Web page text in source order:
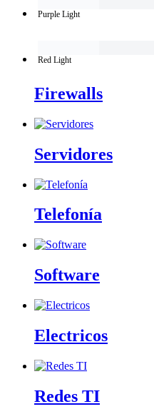
Purple Light
Red Light
Firewalls
Servidores
Telefonía
Software
Electricos
Redes TI